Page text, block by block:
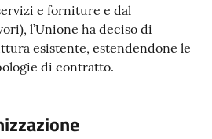
e forniture e dal
l’Unione ha deciso di
esistente, estendendone le
di contratto.